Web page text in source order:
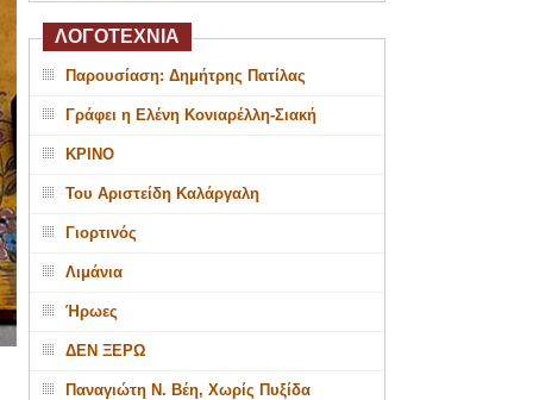
ΛΟΓΟΤΕΧΝΙΑ
Παρουσίαση: Δημήτρης Πατίλας
Γράφει η Ελένη Κονιαρέλλη-Σιακή
ΚΡΙΝΟ
Του Αριστείδη Καλάργαλη
Γιορτινός
Λιμάνια
Ήρωες
ΔΕΝ ΞΕΡΩ
Παναγιώτη Ν. Βέη, Χωρίς Πυξίδα